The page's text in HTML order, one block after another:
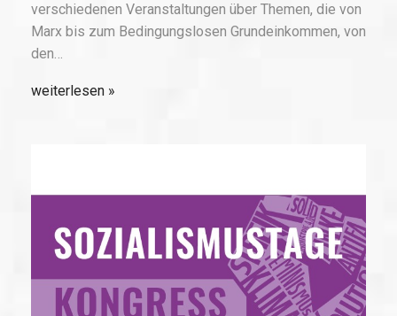
verschiedenen Veranstaltungen über Themen, die von
Marx bis zum Bedingungslosen Grundeinkommen, von
den…
weiterlesen